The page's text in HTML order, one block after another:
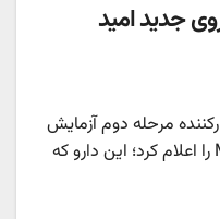
جدید امید
مرحله دوم آزمایش
بالینی نانودارویی Migaldendranib را اعلام کرد؛ این دارو که